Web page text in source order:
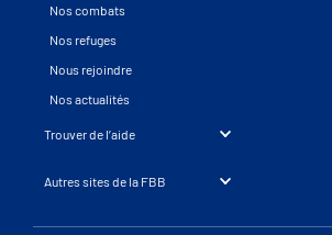
Nos combats
Nos refuges
Nous rejoindre
Nos actualités
Trouver de l’aide
Autres sites de la FBB